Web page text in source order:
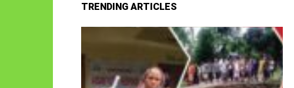
TRENDING ARTICLES